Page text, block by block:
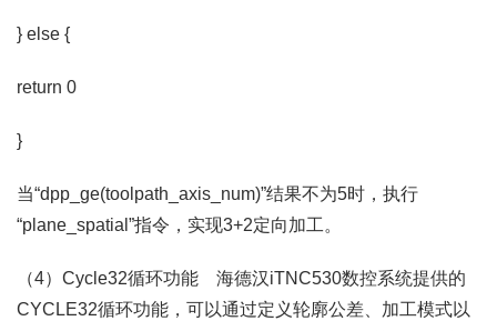
} else {
return 0
}
当“dpp_ge(toolpath_axis_num)”结果不为5时，执行
“plane_spatial”指令，实现3+2定向加工。
（4）Cycle32循环功能 海德汉iTNC530数控系统提供的
CYCLE32循环功能，可以通过定义轮廓公差、加工模式以